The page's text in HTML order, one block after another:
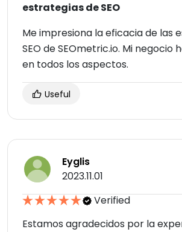
estrategias de SEO
Me impresiona la eficacia de las
SEO de SEOmetric.io. Mi negocio
en todos los aspectos.
Useful
Eyglis
2023.11.01
Verified
Estamos agradecidos por la